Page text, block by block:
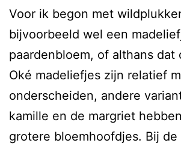
Voor ik begon met
bijvoorbeeld wel een
paardenbloem, of althans dat
Oké madeliefjes zijn relatief
onderscheiden, andere
kamille en de margriet
grotere bloemhoofdjes. Bij de